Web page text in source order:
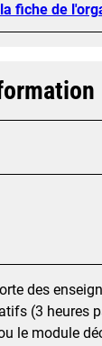
fiche de
des
(3 heures
le module